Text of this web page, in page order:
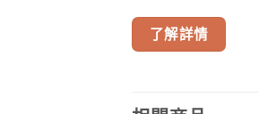
了解詳情